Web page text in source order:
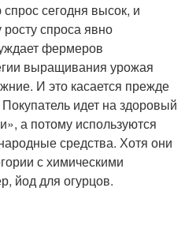
сегодня высок, и
спроса явно
фермеров
выращивания урожая
И это касается прежде
идет на здоровый
а потому используются
средства. Хотя они
с химическими
йод для огурцов.